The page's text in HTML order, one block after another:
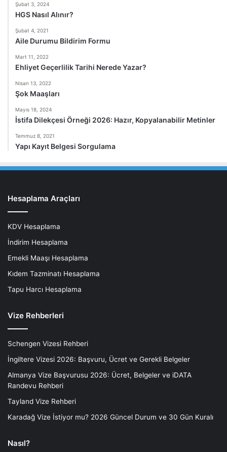
Şubat 3, 2024
HGS Nasıl Alınır?
Şubat 4, 2021
Aile Durumu Bildirim Formu
Mart 11, 2022
Ehliyet Geçerlilik Tarihi Nerede Yazar?
Nisan 13, 2022
Şok Maaşları
Mayıs 18, 2024
İstifa Dilekçesi Örneği 2026: Hazır, Kopyalanabilir Metinler
Temmuz 8, 2021
Yapı Kayıt Belgesi Sorgulama
Hesaplama Araçları
KDV Hesaplama
İndirim Hesaplama
Emekli Maaşı Hesaplama
Kıdem Tazminatı Hesaplama
Tapu Harcı Hesaplama
Vize Rehberleri
Schengen Vizesi Rehberi
İngiltere Vizesi 2026: Başvuru, Ücret ve Gerekli Belgeler
Almanya Vize Başvurusu 2026: Ücret, Belgeler ve iDATA
Randevu Rehberi
Tayland Vize Rehberi
Karadağ Vize İstiyor mu? 2026 Güncel Durum ve 30 Gün Kuralı
Nasıl?